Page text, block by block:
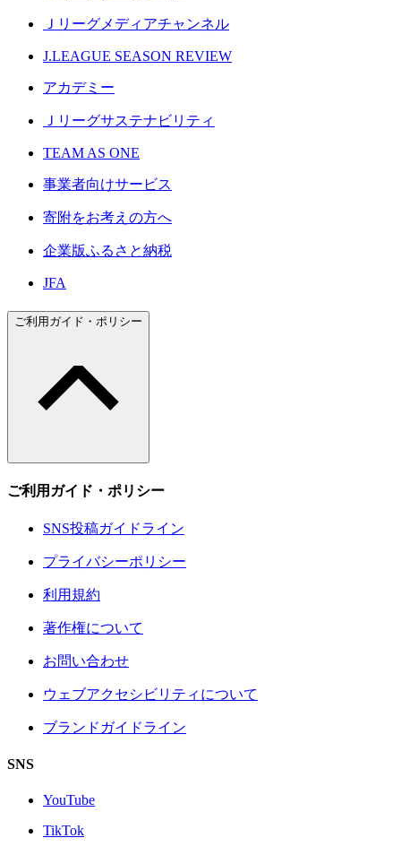
Ｊリーグメディアチャンネル
J.LEAGUE SEASON REVIEW
アカデミー
Ｊリーグサステナビリティ
TEAM AS ONE
事業者向けサービス
寄附をお考えの方へ
企業版ふるさと納税
JFA
ご利用ガイド・ポリシー
ご利用ガイド・ポリシー
SNS投稿ガイドライン
プライバシーポリシー
利用規約
著作権について
お問い合わせ
ウェブアクセシビリティについて
ブランドガイドライン
SNS
YouTube
TikTok